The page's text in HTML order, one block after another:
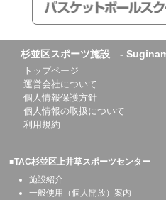
杉並区スポーツ施設 -
トップページ
運営会社について
個人情報保護方針
個人情報の取扱について
利用規約
■TAC杉並区上井草スポーツセンター
施設紹介
一般使用（個人開放）案内